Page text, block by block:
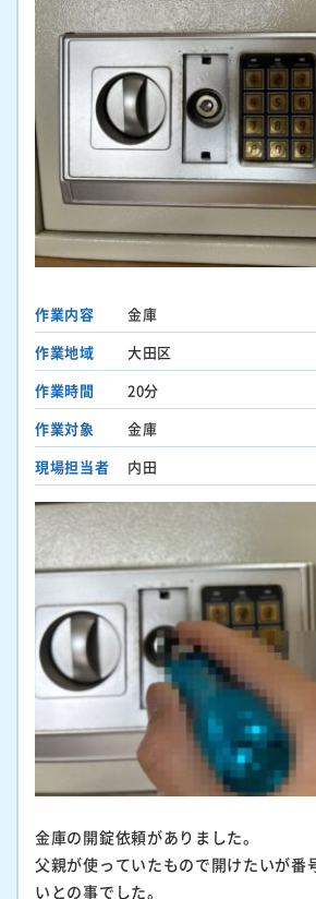
作業内容
金庫
作業地域
大田区
作業時間
20分
作業対象
金庫
現場担当者
内田
金庫の開錠依頼がありました。
父親が使っていたもので開けたいが番
いとの事でした。